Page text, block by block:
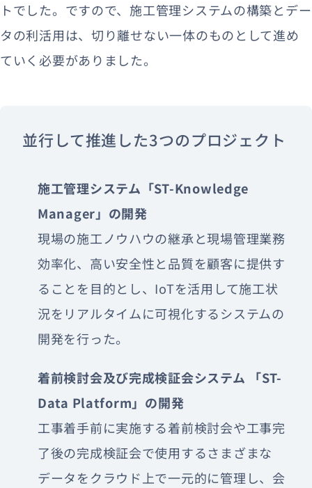
トでした。ですので、施工管理システムの構築とデー
タの利活用は、切り離せない一体のものとして進め
ていく必要がありました。
並行して推進した3つのプロジェクト
施工管理システム「ST-Knowledge
Manager」の開発
現場の施工ノウハウの継承と現場管理業務
効率化、高い安全性と品質を顧客に提供す
ることを目的とし、IoTを活用して施工状
況をリアルタイムに可視化するシステムの
開発を行った。
着前検討会及び完成検証会システム 「ST-
Data Platform」の開発
工事着手前に実施する着前検討会や工事完
了後の完成検証会で使用するさまざまな
データをクラウド上で一元的に管理し、会